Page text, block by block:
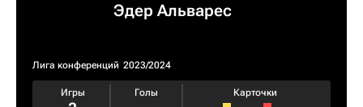
Эдер Альварес
Лига конференций 2023/2024
Игры Голы Карточки